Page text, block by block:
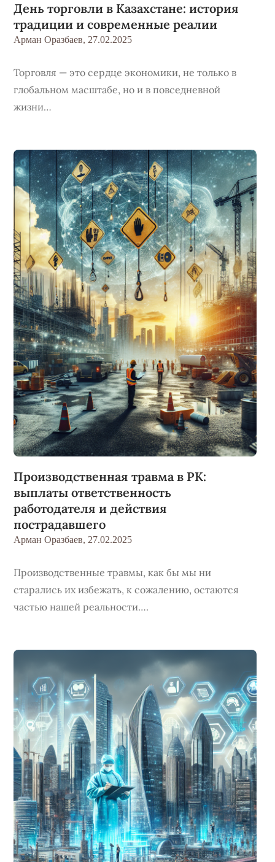
День торговли в Казахстане: история
традиции и современные реалии
Арман Оразбаев, 27.02.2025
Торговля — это сердце экономики, не только в
глобальном масштабе, но и в повседневной
жизни…
Производственная травма в РК:
выплаты ответственность
работодателя и действия
пострадавшего
Арман Оразбаев, 27.02.2025
Производственные травмы, как бы мы ни
старались их избежать, к сожалению, остаются
частью нашей реальности….